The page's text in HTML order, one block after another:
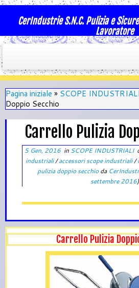
CerIndustrie S.N.C. Pulizia e
Lavoratore
Pagina iniziale » SCOPE INDUSTRIALI
Doppio Secchio
Carrello Pulizia
5 Gen, 2016 in SCOPE INDUSTRIALI
industriali/accessori scope industriali/
pulizia doppio secchioda
settembre 2016)
Carrello Pulizia